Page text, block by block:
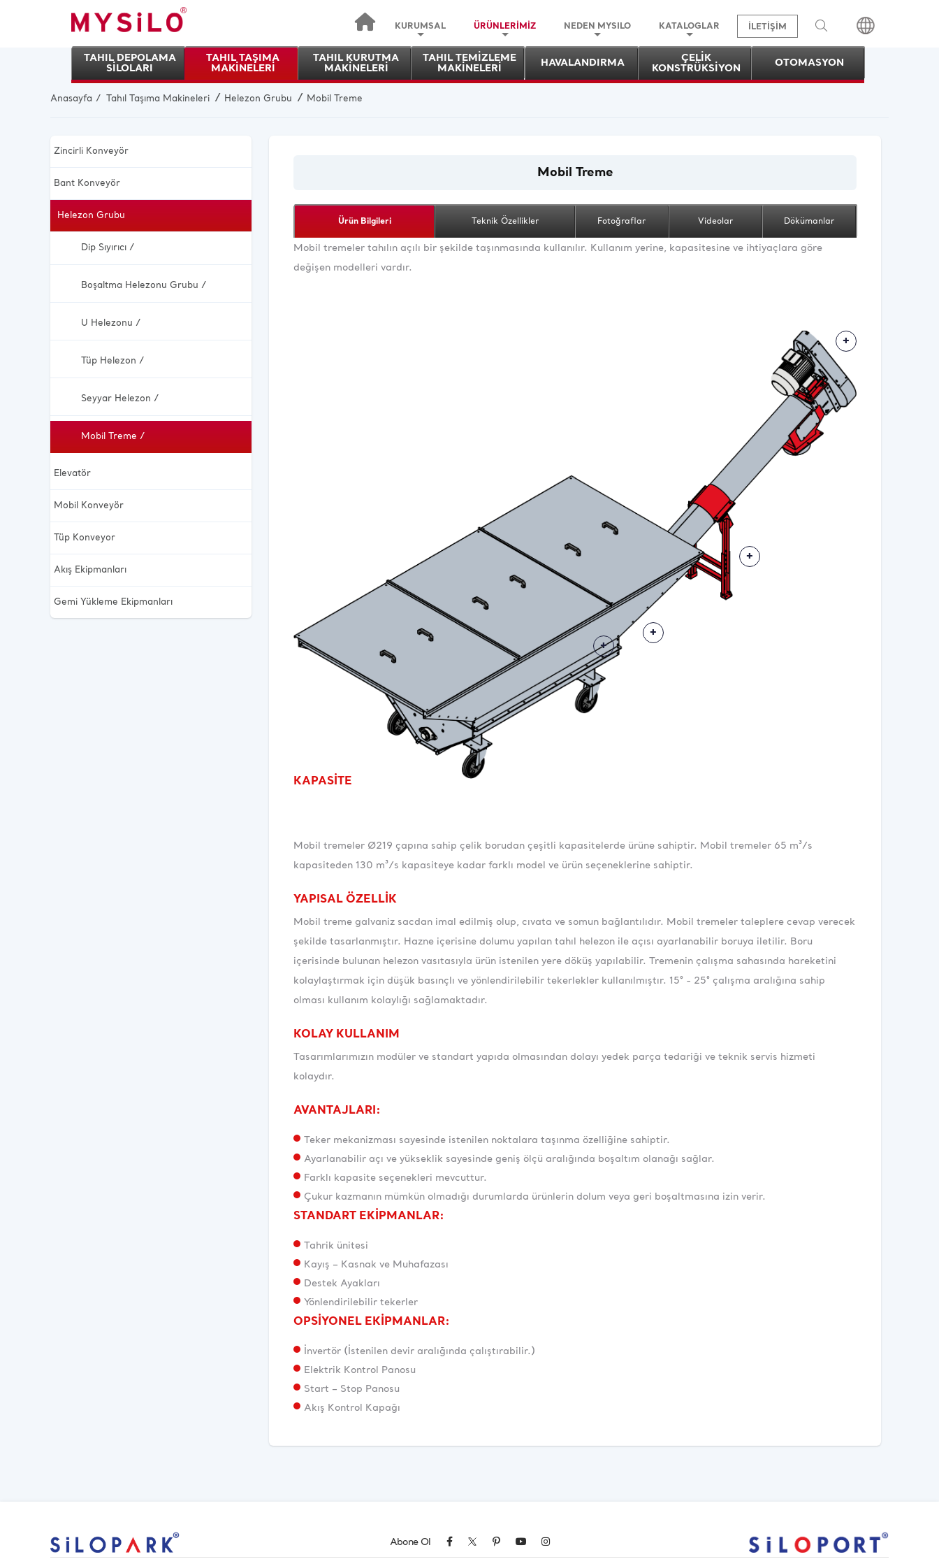
KURUMSAL ÜRÜNLERİMİZ NEDEN MYSILO KATALOGLAR İLETİŞİM
TAHIL DEPOLAMA
SİLOLARI
TAHIL TAŞIMA
MAKİNELERİ
TAHIL KURUTMA
MAKİNELERİ
TAHIL TEMİZLEME
MAKİNELERİ
HAVALANDIRMA
ÇELİK
KONSTRÜKSİYON
OTOMASYON
Anasayfa Tahıl Taşıma Makineleri / Helezon Grubu / Mobil Treme
Zincirli Konveyör
Bant Konveyör
Helezon Grubu
Dip Sıyırıcı /
Boşaltma Helezonu Grubu /
U Helezonu /
Tüp Helezon /
Seyyar Helezon /
Mobil Treme /
Elevatör
Mobil Konveyör
Tüp Konveyor
Akış Ekipmanları
Gemi Yükleme Ekipmanları
Ürün Bilgileri Teknik Özellikler Fotoğraflar Videolar Dökümanlar
Mobil Treme
Mobil tremeler tahılın açılı bir şekilde taşınmasında kullanılır. Kullanım yerine, kapasitesine ve ihtiyaçlara göre
değişen modelleri vardır.
More
KAPASİTE
Mobil tremeler Ø219 çapına sahip çelik borudan çeşitli kapasitelerde ürüne sahiptir. Mobil tremeler 65 m³/s
kapasiteden 130 m³/s kapasiteye kadar farklı model ve ürün seçeneklerine sahiptir.
YAPISAL ÖZELLİK
Mobil treme galvaniz sacdan imal edilmiş olup, cıvata ve somun bağlantılıdır. Mobil tremeler taleplere cevap verecek
şekilde tasarlanmıştır. Hazne içerisine dolumu yapılan tahıl helezon ile açısı ayarlanabilir boruya iletilir. Boru
içerisinde bulunan helezon vasıtasıyla ürün istenilen yere döküş yapılabilir. Tremenin çalışma sahasında hareketini
kolaylaştırmak için düşük basınçlı ve yönlendirilebilir tekerlekler kullanılmıştır. 15° - 25° çalışma aralığına sahip
olması kullanım kolaylığı sağlamaktadır.
KOLAY KULLANIM
Tasarımlarımızın modüler ve standart yapıda olmasından dolayı yedek parça tedariği ve teknik servis hizmeti
kolaydır.
AVANTAJLARI:
Teker mekanizması sayesinde istenilen noktalara taşınma özelliğine sahiptir.
Ayarlanabilir açı ve yükseklik sayesinde geniş ölçü aralığında boşaltım olanağı sağlar.
Farklı kapasite seçenekleri mevcuttur.
Çukur kazmanın mümkün olmadığı durumlarda ürünlerin dolum veya geri boşaltmasına izin verir.
STANDART EKİPMANLAR:
Tahrik ünitesi
Kayış – Kasnak ve Muhafazası
Destek Ayakları
Yönlendirilebilir tekerler
OPSİYONEL EKİPMANLAR:
İnvertör (İstenilen devir aralığında çalıştırabilir.)
Elektrik Kontrol Panosu
Start – Stop Panosu
Akış Kontrol Kapağı
Abone Ol